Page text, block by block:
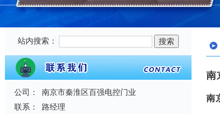
站内搜索：
公司：
南京市秦淮区百强电控门业
联系：
路经理
南
南